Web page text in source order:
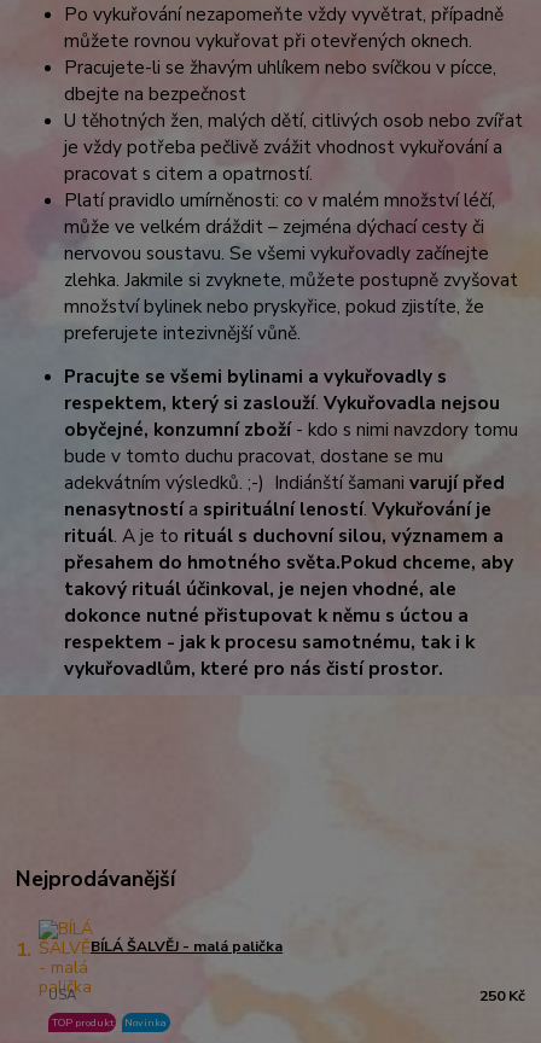
Po vykuřování nezapomeňte vždy vyvětrat, případně
můžete rovnou vykuřovat při otevřených oknech.
Pracujete-li se žhavým uhlíkem nebo svíčkou v pícce,
dbejte na bezpečnost
U těhotných žen, malých dětí, citlivých osob nebo zvířat
je vždy potřeba pečlivě zvážit vhodnost vykuřování a
pracovat s citem a opatrností.
Platí pravidlo umírněnosti: co v malém množství léčí,
může ve velkém dráždit – zejména dýchací cesty či
nervovou soustavu. Se všemi vykuřovadly začínejte
zlehka. Jakmile si zvyknete, můžete postupně zvyšovat
množství bylinek nebo pryskyřice, pokud zjistíte, že
preferujete intezivnější vůně.
Pracujte se všemi bylinami a vykuřovadly s
respektem, který si zaslouží.Vykuřovadla nejsou
obyčejné, konzumní zboží- kdo s nimi navzdory tomu
bude v tomto duchu pracovat, dostane se mu
adekvátním výsledků. ;-) Indiánští šamani varují před
nenasytnostía spirituální leností.Vykuřování je
rituál. A je to rituál s duchovní silou, významem a
přesahem do hmotného světa.Pokud chceme, aby
takový rituál účinkoval, je nejen vhodné, ale
dokonce nutné přistupovat k němu s úctou a
respektem - jak k procesu samotnému, tak i k
vykuřovadlům, které pro nás čistí prostor.
Nejprodávanější
1. BÍLÁ ŠALVĚJ - malá palička
USA
TOP produkt Novinka
250 Kč